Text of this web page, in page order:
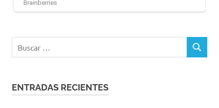
BUSCAR
ENTRADAS RECIENTES